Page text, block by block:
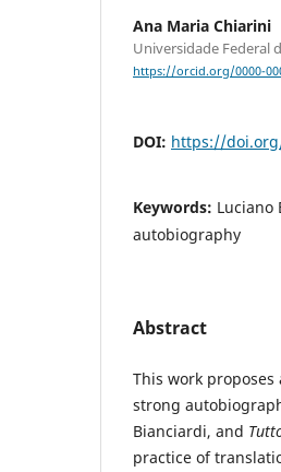
Ana Maria Chiarini
Universidade Federal
https://orcid.org/0000-
DOI: https://
Keywords: Luciano
autobiography
Abstract
This work
strong
Bianciardi, and
practice of